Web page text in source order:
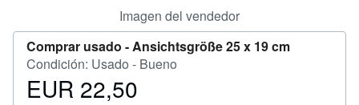
Imagen del vendedor
Comprar usado -Ansichtsgröße 25 x 19 cm
Condición: Usado - Bueno
Precio
EUR 22,50